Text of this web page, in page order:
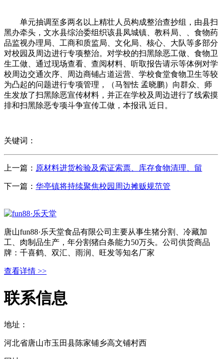
单元抽调至多两名以上精壮人员构成整治查抄组，由县扫
黑办牵头，文水县综治委组织该县凤城镇、教科局、、食物药
品监视办理局、工商和质监局、文化局、核心、大队等多部分
对校园及周边进行专项整治。对学校的扫黑除恶工做、食物卫
生工做、通过现场查看、查阅材料、听取报告请示等体例对学
校周边交通次序、周边商铺占道运营、学校食堂食物卫生等较
为凸起的问题进行专项管理，（马智怯 孟晓鹏）向群众、师
生发放了扫黑除恶宣传材料，并正在学校及周边进行了线索摸
排和扫黑除恶专项斗争宣传工做，本报讯 近日。
关键词：
上一篇： 原材料进货检验及索证索票、库存食物清理、留
下一篇： 华亭镇将持续聚焦校园周边摊贩规范管
唐山fun88·乐天堂食品有限公司主要从事生猪分割、冷藏加
工、肉制品生产，年分割猪白条能力50万头。公司供货商品
牌：千喜鹤、双汇、雨润、旺发等知名厂家
查看详情 >>
联系信息
地址：
河北省唐山市玉田县陈家铺乡高文铺村西